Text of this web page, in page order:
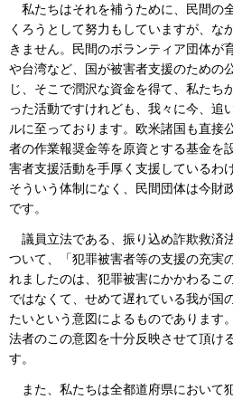
私たちはそれを補うために、民間の
くろうとして努力もしていますが、な
きません。民間のボランティア団体が
や台湾など、国が被害者支援のための
じ、そこで潤沢な資金を得て、私たち
った活動ですけれども、我々に今、追
ルに至っております。欧米諸国も直接
者の作業報奨金等を原資とする基金を
害者支援活動を手厚く支援しているわ
そういう体制になく、民間団体は今財
です。
議員立法である、振り込め詐欺救済
ついて、「犯罪被害者等の支援の充実
れましたのは、犯罪被害にかかわるこ
ではなくて、せめて遅れている我が国
たいという意図によるものであります
法者のこの意図を十分反映させて頂け
す。
また、私たちは全都道府県において